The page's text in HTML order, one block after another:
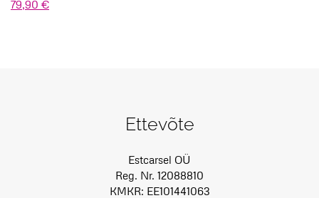
79,90 €
Ettevõte
Estcarsel OÜ
Reg. Nr. 12088810
KMKR: EE101441063